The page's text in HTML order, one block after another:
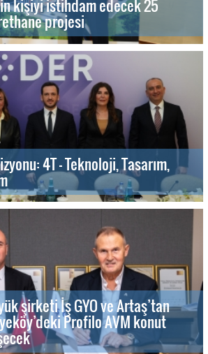
kişiyi istihdam edecek 25
projesi
4T - Teknoloji, Tasarım,
şirketi İş GYO ve Artaş’tan
Profilo AVM konut